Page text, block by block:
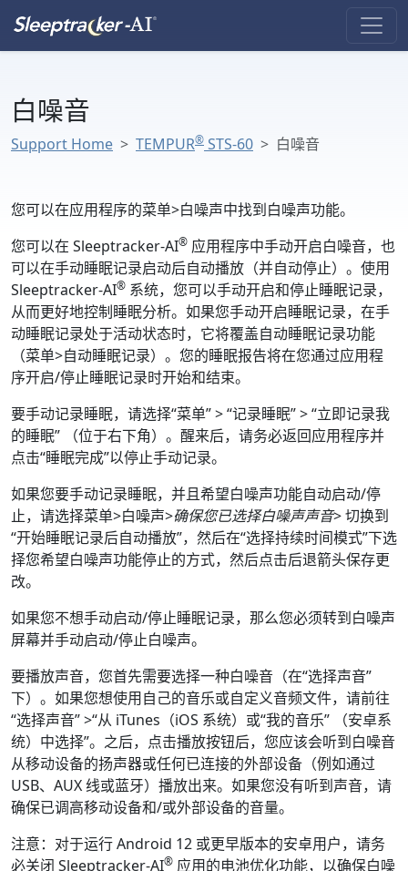
白噪音
Support Home TEMPUR® STS-60 白噪音
您可以在应用程序的菜单>白噪声中找到白噪声功能。
您可以在 Sleeptracker-AI® 应用程序中手动开启白噪音，也
可以在手动睡眠记录启动后自动播放（并自动停止）。使用
Sleeptracker-AI® 系统，您可以手动开启和停止睡眠记录，
从而更好地控制睡眠分析。如果您手动开启睡眠记录，在手
动睡眠记录处于活动状态时，它将覆盖自动睡眠记录功能
（菜单>自动睡眠记录）。您的睡眠报告将在您通过应用程
序开启/停止睡眠记录时开始和结束。
要手动记录睡眠，请选择“菜单”>“记录睡眠”>“立即记录我
的睡眠” （位于右下角）。醒来后，请务必返回应用程序并
点击“睡眠完成”以停止手动记录。
如果您要手动记录睡眠，并且希望白噪声功能自动启动/停
止，请选择菜单>白噪声>确保您已选择白噪声声音> 切换到
“开始睡眠记录后自动播放”，然后在“选择持续时间模式”下选
择您希望白噪声功能停止的方式，然后点击后退箭头保存更
改。
如果您不想手动启动/停止睡眠记录，那么您必须转到白噪声
屏幕并手动启动/停止白噪声。
要播放声音，您首先需要选择一种白噪音（在“选择声音”
下）。如果您想使用自己的音乐或自定义音频文件，请前往
“选择声音”>“从 iTunes（iOS 系统）或“我的音乐” （安卓系
统） 中选择”。之后，点击播放按钮后，您应该会听到白噪音
从移动设备的扬声器或任何已连接的外部设备（例如通过
USB、AUX 线或蓝牙）播放出来。如果您没有听到声音，请
确保已调高移动设备和/或外部设备的音量。
注意：对于运行 Android 12 或更早版本的安卓用户，请务
必关闭 Sleeptracker-AI® 应用的电池优化功能，以确保白噪